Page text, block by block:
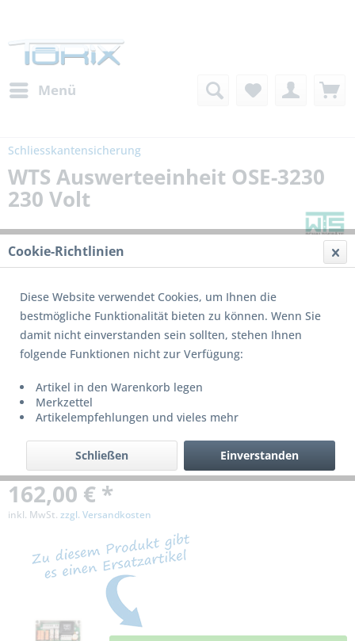
Menü
Schliesskantensicherung
WTS Auswerteeinheit OSE-3230
230 Volt
Dieses Produkt wird nicht mehr produziert
bzw. ist nicht mehr lieferbar!
162,00 € *
inkl. MwSt. zzgl. Versandkosten
Cookie-Richtlinien
Diese Website verwendet Cookies, um Ihnen die
bestmögliche Funktionalität bieten zu können. Wenn Sie
damit nicht einverstanden sein sollten, stehen Ihnen
folgende Funktionen nicht zur Verfügung:
Artikel in den Warenkorb legen
Merkzettel
Artikelempfehlungen und vieles mehr
Einverstanden
Schließen